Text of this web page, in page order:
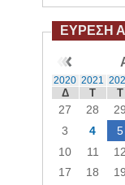
ΕΥΡΕΣΗ
2020 2021
Δ Τ Τ
27 28 29
3
4 5
10
11 12
17
18 19